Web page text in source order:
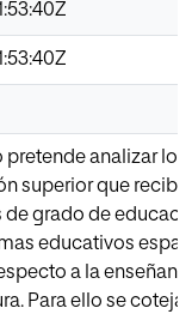
pretende analizar
superior que
de grado de
educativos
a la
Para ello se